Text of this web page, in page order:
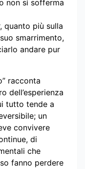
non si sofferma
quanto più sulla
smarrimento,
andare pur
racconta
dell’esperienza
tutto tende a
un
convivere
di
che
fanno perdere